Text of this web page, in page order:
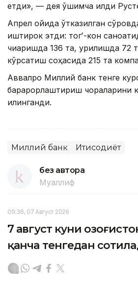
етди», — дея қўшимча қилди
Апрел ойида ўтказилган
иштирок этди: тогʻ-кон
чиқаришда 136 та, қурилишда 72
кўрсатиш соҳасида 215 та
Аввалроқ Миллий банк тенге
барқарорлаштириш чораларини
қилинганди.
Миллий банк Иқтисодиёт
без автора
Муаллиф
09:36, 07 Август 2026
7 август куни
қанча тенгедан